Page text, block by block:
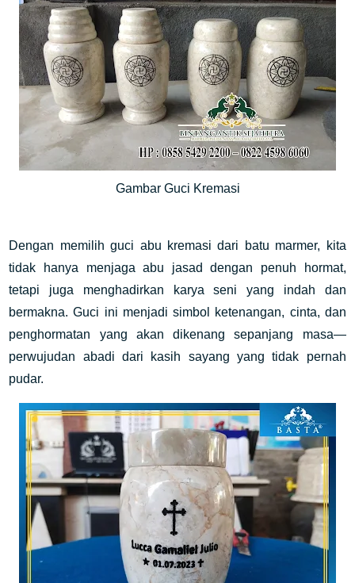
Gambar Guci Kremasi
Dengan memilih guci abu kremasi dari batu marmer, kita
tidak hanya menjaga abu jasad dengan penuh hormat,
tetapi juga menghadirkan karya seni yang indah dan
bermakna. Guci ini menjadi simbol ketenangan, cinta, dan
penghormatan yang akan dikenang sepanjang masa—
perwujudan abadi dari kasih sayang yang tidak pernah
pudar.